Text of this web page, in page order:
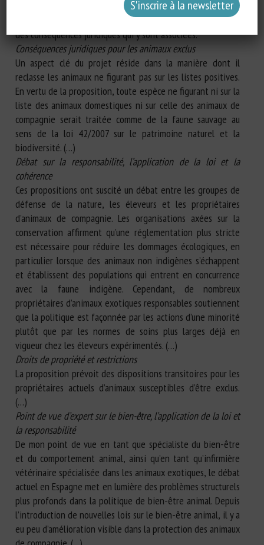
et les risques environnementaux. La proposition a déjà
suscité un débat en raison de l’étendue des exclusions et
des conséquences juridiques qui y sont associées.
Conséquences juridiques pour les animaux exclus
Un aspect clé du projet réside dans la manière dont il
reclasse les animaux ne figurant pas sur les listes positives.
En vertu de la proposition, toute espèce ne figurant ni sur la
liste des animaux domestiques ni sur celle des animaux de
compagnie serait traitée comme de la faune sauvage au
sens de la loi 42/2007 sur le patrimoine naturel et la
biodiversité. (…)
Débat sur la responsabilité, l’application de la loi et la
cohérence
Ces propositions ont suscité un débat entre les groupes de
défense de la nature, les éleveurs et les propriétaires
d’animaux de compagnie. Les organisations axées sur la
conservation affirment qu’une réglementation plus stricte
est nécessaire pour réduire les dommages écologiques, en
particulier lorsque des animaux non indigènes s’échappent
et établissent des populations qui entrent en concurrence
avec la faune indigène. Cependant, de nombreux
propriétaires d’animaux exotiques responsables soutiennent
que la politique est façonnée par les actions d’une minorité
plutôt que par les normes de soins plus larges déjà en
vigueur chez les éleveurs expérimentés. (…)
Droits de propriété et restrictions
La proposition prévoit des dispositions transitoires pour les
propriétaires actuels d’animaux susceptibles d’être exclus.
(…)
Point de vue d’expert sur le bien-être, l’application de la loi et
la responsabilité
De mon point de vue en tant que spécialiste du bien-être
et du comportement animal, ainsi qu’en tant qu’infirmière
vétérinaire spécialisée dans les animaux exotiques, le débat
actuel en Espagne met en lumière des problèmes structurels
plus profonds dans la politique de bien-être animal. Depuis
l’introduction de nouvelles lois sur le bien-être animal, il y a
eu peu d’amélioration visible dans la protection des animaux